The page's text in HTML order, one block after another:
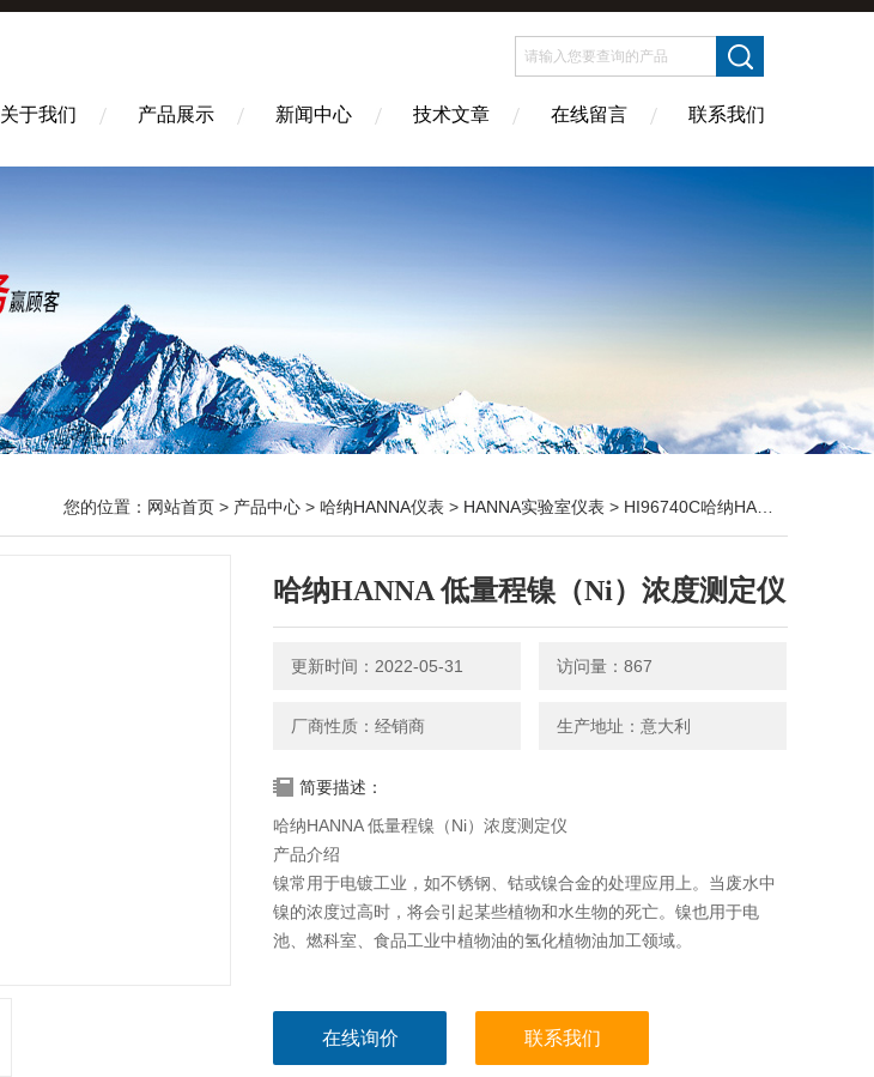
关于我们 产品展示 新闻中心 技术文章 在线留言 联系我们
您的位置： 网站首页 > 产品中心 > 哈纳HANNA仪表 > HANNA实验室仪表 > HI96740C哈纳HANNA 低量程镍（Ni）浓度测定仪
哈纳HANNA 低量程镍（Ni）浓度测定仪
更新时间：2022-05-31 访问量：867
厂商性质：经销商 生产地址：意大利
简要描述：
哈纳HANNA 低量程镍（Ni）浓度测定仪
产品介绍
镍常用于电镀工业，如不锈钢、钴或镍合金的处理应用上。当废水中
镍的浓度过高时，将会引起某些植物和水生物的死亡。镍也用于电
池、燃科室、食品工业中植物油的氢化植物油加工领域。
在线询价 联系我们